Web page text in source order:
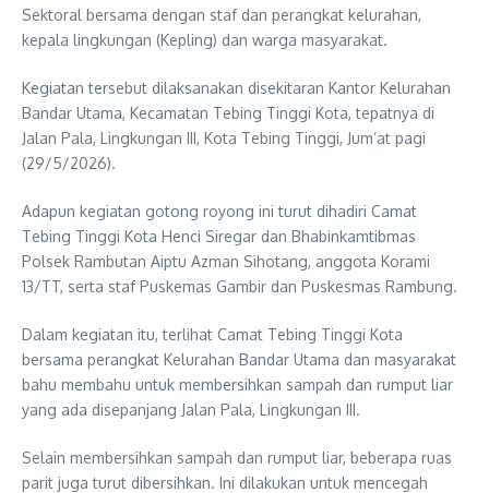
Sektoral bersama dengan staf dan perangkat kelurahan,
kepala lingkungan (Kepling) dan warga masyarakat.
Kegiatan tersebut dilaksanakan disekitaran Kantor Kelurahan
Bandar Utama, Kecamatan Tebing Tinggi Kota, tepatnya di
Jalan Pala, Lingkungan III, Kota Tebing Tinggi, Jum’at pagi
(29/5/2026).
Adapun kegiatan gotong royong ini turut dihadiri Camat
Tebing Tinggi Kota Henci Siregar dan Bhabinkamtibmas
Polsek Rambutan Aiptu Azman Sihotang, anggota Korami
13/TT, serta staf Puskemas Gambir dan Puskesmas Rambung.
Dalam kegiatan itu, terlihat Camat Tebing Tinggi Kota
bersama perangkat Kelurahan Bandar Utama dan masyarakat
bahu membahu untuk membersihkan sampah dan rumput liar
yang ada disepanjang Jalan Pala, Lingkungan III.
Selain membersihkan sampah dan rumput liar, beberapa ruas
parit juga turut dibersihkan. Ini dilakukan untuk mencegah